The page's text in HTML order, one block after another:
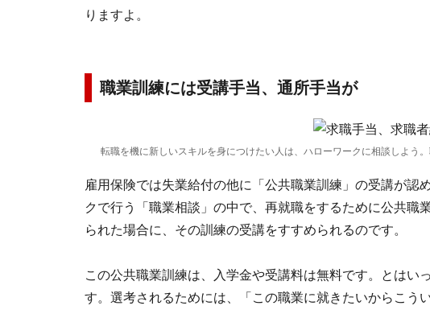
りますよ。
職業訓練には受講手当、通所手当が
転職を機に新しいスキルを身につけたい人は、ハローワークに相談しよ
雇用保険では失業給付の他に「公共職業訓練」の受講が認
クで行う「職業相談」の中で、再就職をするために公共職
られた場合に、その訓練の受講をすすめられるのです。
この公共職業訓練は、入学金や受講料は無料です。とはい
す。選考されるためには、「この職業に就きたいからこう